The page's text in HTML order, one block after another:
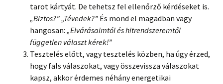
tarot kártyát. De tehetsz fel ellenőrző kérdéseket is.
„Biztos?” „Tévedek?” És mond el magadban vagy
hangosan: „Elvárásaimtól és hitrendszeremtől
független választ kérek!”
Tesztelés előtt, vagy tesztelés közben, ha úgy érzed,
hogy fals válaszokat, vagy összevissza válaszokat
kapsz, akkor érdemes néhány energetikai